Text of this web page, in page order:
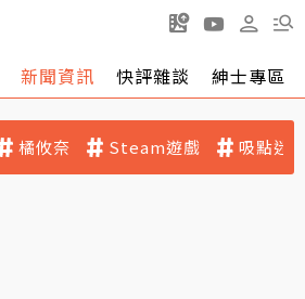
新聞資訊 快評雜談 紳士專區
橘攸奈 Steam遊戲 吸點迷